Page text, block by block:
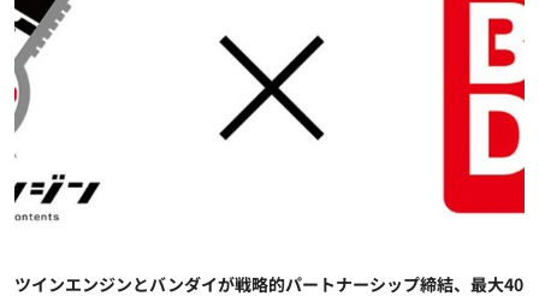
ツインエンジンとバンダイが戦略的パートナーシップ締結、最大40